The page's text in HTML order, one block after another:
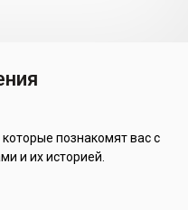
познакомят вас с
и их историей.